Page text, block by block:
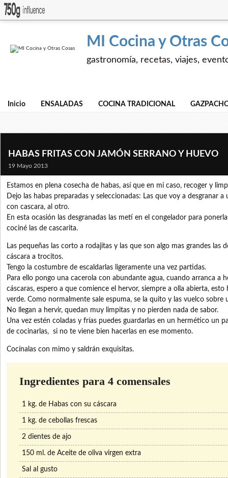
MI Cocina y Otras
gastronomía, recetas, viajes,
Inicio ENSALADAS COCINA TRADICIONAL
HABAS FRITAS CON JAMÓN SERRANO Y HUEVO
19 Mayo 2013
Estamos en plena cosecha de habas, así que en mi caso, recoger y
Dejo las habas preparadas y seleccionadas: Las que voy a desgranar
con cascara, al otro.
En esta ocasión las desgranadas las metí en el congelador para
cociné las de cascarita.
Las pequeñas las corto a rodajitas y las que son algo mas grandes las
cáscara a trocitos.
Tengo la costumbre de escaldarlas ligeramente una vez partidas.
Para ello pongo una cacerola con abundante agua, cuando arranca a
cáscaras, espero a que comience el hervor, siempre a olla abierta,
verde. Como normalmente sale espuma, se la quito y las vuelco sobre
No llegan a hervir, quedan muy limpitas y no pierden nada de sabor.
Una vez estén coladas y frías puedes guardarlas en un hermético un
de cocinarlas, si no te viene bien hacerlas en ese momento.
Cocínalas con mimo y saldrán exquisitas.
Ingredientes para 4 comensales
1 kg. de Habas con su cáscara
1 kg. de cebollas frescas
2 dientes de ajo
150 ml. de Aceite de oliva virgen extra
Sal al gusto